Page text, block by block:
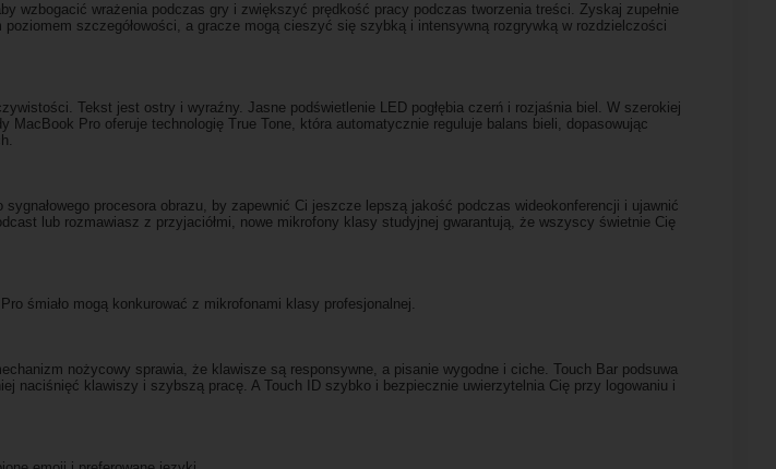
wzbogacić wrażenia podczas gry i zwiększyć prędkość pracy podczas tworzenia treści. Zyskaj zupełnie
szczegółowości, a gracze mogą cieszyć się szybką i intensywną rozgrywką w rozdzielczości
Tekst jest ostry i wyraźny. Jasne podświetlenie LED pogłębia czerń i rozjaśnia biel. W szerokiej
Pro oferuje technologię True Tone, która automatycznie reguluje balans bieli, dopasowując
procesora obrazu, by zapewnić Ci jeszcze lepszą jakość podczas wideokonferencji i ujawnić
lub rozmawiasz z przyjaciółmi, nowe mikrofony klasy studyjnej gwarantują, że wszyscy świetnie Cię
śmiało mogą konkurować z mikrofonami klasy profesjonalnej.
nożycowy sprawia, że klawisze są responsywne, a pisanie wygodne i ciche. Touch Bar podsuwa
naciśnięć klawiszy i szybszą pracę. A Touch ID szybko i bezpiecznie uwierzytelnia Cię przy logowaniu i